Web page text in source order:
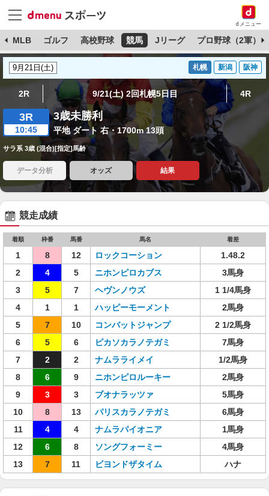
dメニュー
MLB ゴルフ 高校野球 競馬 Jリーグ プロ野球（2軍）
札幌 新潟 阪神
2R 9/21(土) 2回札幌5日目 4R
3R
10:45
3歳未勝利
平地 ダート 右・1700m 13頭
サラ系 3歳 (混合)[指定]馬齢
データ分析 オッズ 結果
競走成績
着順 枠番 馬番 馬名 着差
1 8 12 ロックコーション
1.48.2
2
4 5 ニホンピロカブス
3馬身
3
5 7 ヘヴンノウズ
1 1/4馬身
4
1 1 ハッピーモーメント
2馬身
5
7 10 コンバットジャンプ
2 1/2馬身
6
5 6 ピカソカラノテガミ
7馬身
7
2 2 ナムラライメイ
1/2馬身
8
6 9 ニホンピロルーキー
2馬身
9
3 3 ブオナラッツァ
5馬身
10
8 13 パリスカラノテガミ
6馬身
11
4 4 ナムラパイオニア
1馬身
12
6 8 ソングフォーミー
4馬身
13
7 11 ビヨンドザタイム ハナ